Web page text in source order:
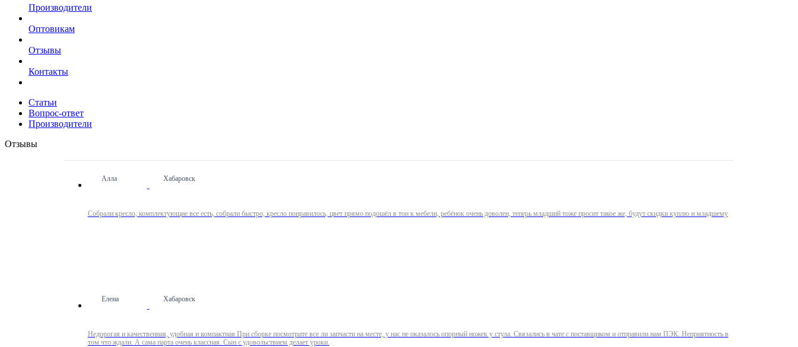
Производители
Оптовикам
Отзывы
Контакты
Статьи
Вопрос-ответ
Производители
Отзывы
Алла Хабаровск
Собрали кресло, комплектующие все есть, собрали быстро, кресло понравилось, цвет прямо подошёл в тон к мебели, ребёнок очень доволен, теперь младший тоже просит такое же, будут скидки куплю и младшему
Елена Хабаровск
Недорогая и качественная, удобная и компактная При сборке посмотрите все ли запчасти на месте, у нас не оказалось опорный ножек у стула. Связались в чате с поставщиком и отправили нам ПЭК. Неприятность в
том что ждали. А сама парта очень классная. Сын с удовольствием делает уроки.